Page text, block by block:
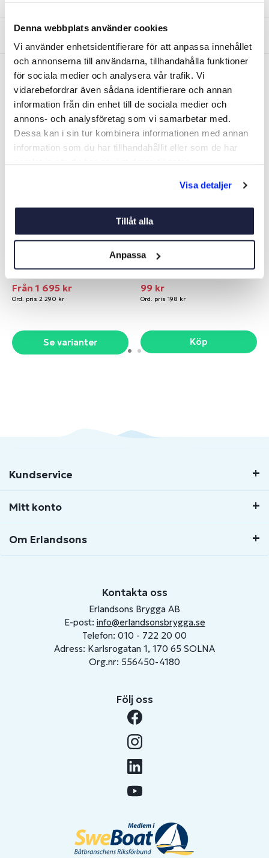
Denna webbplats använder cookies
Vi använder enhetsidentifierare för att anpassa innehållet
och annonserna till användarna, tillhandahålla funktioner
för sociala medier och analysera vår trafik. Vi
vidarebefordrar även sådana identifierare och annan
information från din enhet till de sociala medier och
annons- och analysföretag som vi samarbetar med.
Dessa kan i sin tur kombinera informationen med annan
information som du har tillhandahållit eller som de har
Visa detaljer
Tillåt alla
Anpassa
Fråga om produkt
Liknande produkter
OUTLET
-26%
Art nr: V14590
Från 1 695 kr
Ord. pris 2 290 kr
Se varianter
OUTLET
-50%
Art nr: 08700
99 kr
Ord. pris 198 kr
Köp
Kundservice
Mitt konto
Om Erlandsons
Kontakta oss
Erlandsons Brygga AB
E-post: info@erlandsonsbrygga.se
Telefon: 010 - 722 20 00
Adress: Karlsrogatan 1, 170 65 SOLNA
Org.nr: 556450-4180
Följ oss